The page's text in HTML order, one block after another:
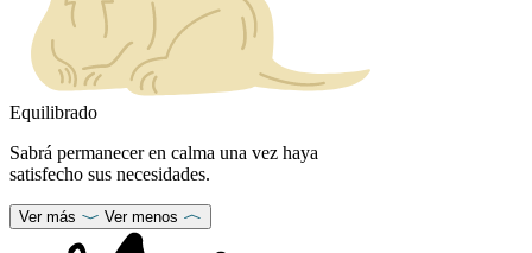
Equilibrado
Sabrá permanecer en calma una vez haya
satisfecho sus necesidades.
Ver más Ver menos